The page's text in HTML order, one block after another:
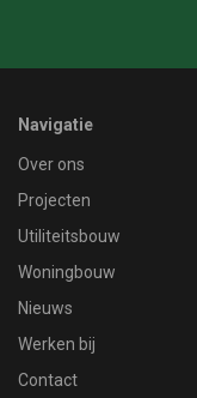
Navigatie
Over ons
Projecten
Utiliteitsbouw
Woningbouw
Nieuws
Werken bij
Contact